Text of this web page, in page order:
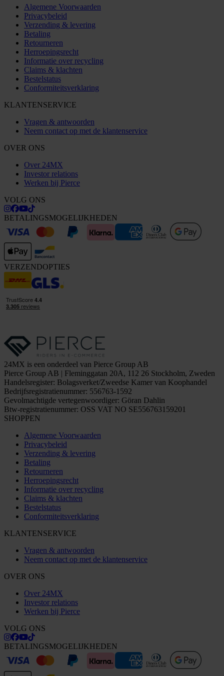
Algemene Voorwaarden
Privacybeleid
Verzending & levering
Betaling
Retourneren
Herroepingsrecht
Informatie over recycling
Claims & klachten
Bestelstatus
Conformiteitsverklaring
KLANTENSERVICE
Vragen & antwoorden
Neem contact op met de klantenservice
OVER ONS
Over 24MX
Investor relations
Werken bij Pierce
VOLG ONS
BETALINGSMOGELIJKHEDEN
VERZENDOPTIES
24MX is een onderdeel van Pierce Group AB
Pierce Group AB | Fleminggatan 20A, 112 26 Stockholm, Zweden
Handelsregister: Bolagsverket/Zweedse Kamer van Koophandel
Bedrijfsregistratienummer: 556763-1592
Gevolmachtigde vertegenwoordiger: Göran Dahlin
Btw-registratienummer: OSS VAT NO SE556763159201
SHOPPEN
Algemene Voorwaarden
Privacybeleid
Verzending & levering
Betaling
Retourneren
Herroepingsrecht
Informatie over recycling
Claims & klachten
Bestelstatus
Conformiteitsverklaring
KLANTENSERVICE
Vragen & antwoorden
Neem contact op met de klantenservice
OVER ONS
Over 24MX
Investor relations
Werken bij Pierce
VOLG ONS
BETALINGSMOGELIJKHEDEN